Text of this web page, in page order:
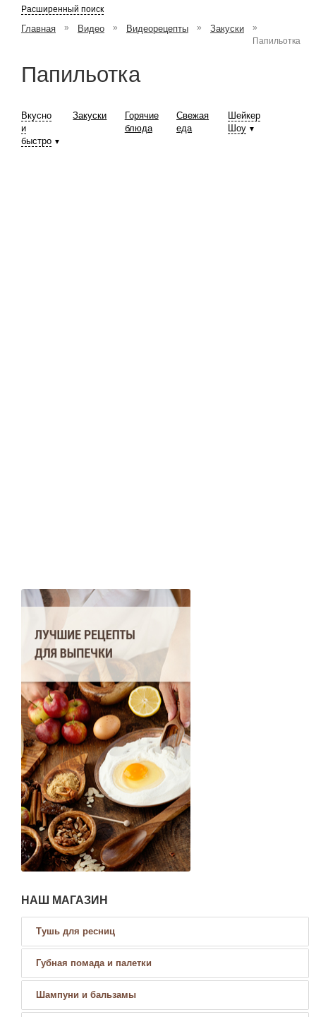
Расширенный поиск
Главная » Видео » Видеорецепты » Закуски
»
Папильотка
Папильотка
Вкусно
и
быстро ▼
Закуски
Горячие
блюда
Свежая
еда
Шейкер
Шоу ▼
НАШ МАГАЗИН
Тушь для ресниц
Губная помада и палетки
Шампуни и бальзамы